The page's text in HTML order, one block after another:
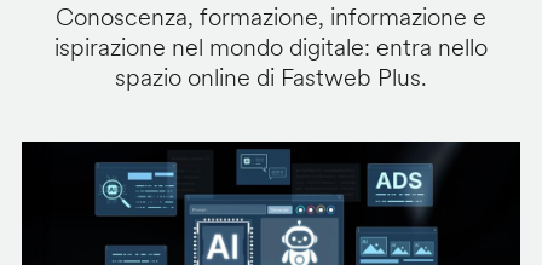
Conoscenza, formazione, informazione e
ispirazione nel mondo digitale: entra nello
spazio online di Fastweb Plus.